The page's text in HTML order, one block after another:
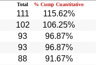
Total % Cump Cuantitativo
111 115.62%
102 106.25%
93 96.87%
93 96.87%
88 91.67%